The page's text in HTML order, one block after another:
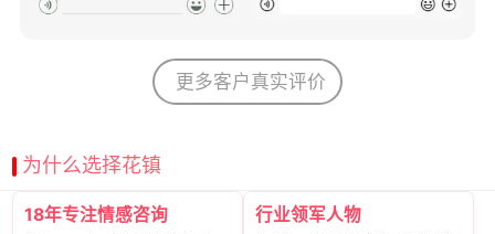
更多客户真实评价
为什么选择花镇
18年专注情感咨询 行业领军人物